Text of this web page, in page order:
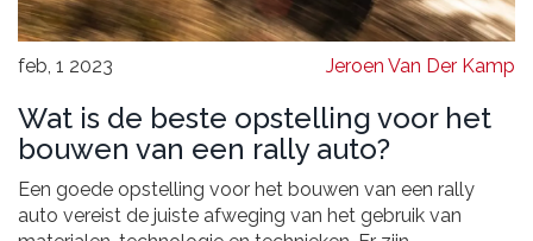
feb, 1 2023 Jeroen Van Der Kamp
Wat is de beste opstelling voor het
bouwen van een rally auto?
Een goede opstelling voor het bouwen van een rally
auto vereist de juiste afweging van het gebruik van